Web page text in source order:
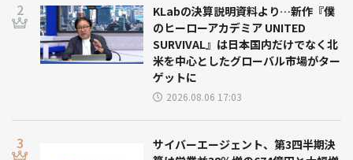
KLabの決算説明資料より…新作『僕
のヒーローアカデミア UNITED
SURVIVAL』は日本国内だけでなく北
米を中心としたグローバル市場がター
ゲットに
2026.08.06 17:03
サイバーエージェント、第3四半期決